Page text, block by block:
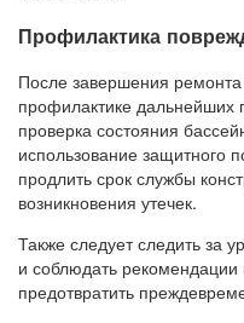
Профилактика
После завершения
профилактике дальнейших
проверка состояния
использование защитного
продлить срок службы
возникновения утечек.
Также следует следить за
и соблюдать рекомендации
предотвратить